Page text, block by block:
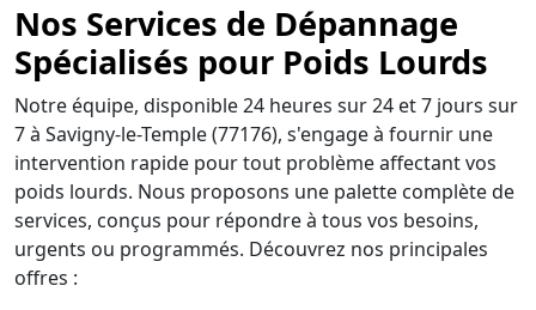
Nos Services de Dépannage
Spécialisés pour Poids Lourds
Notre équipe, disponible 24 heures sur 24 et 7 jours sur
7 à Savigny-le-Temple (77176), s'engage à fournir une
intervention rapide pour tout problème affectant vos
poids lourds. Nous proposons une palette complète de
services, conçus pour répondre à tous vos besoins,
urgents ou programmés. Découvrez nos principales
offres :